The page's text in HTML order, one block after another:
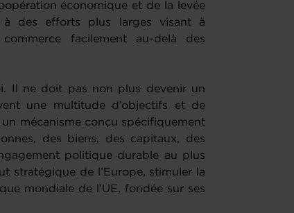
économique et de la levée
à des efforts plus larges visant à
facilement au-delà des
Il ne doit pas non plus devenir un
une multitude d’objectifs et de
mécanisme conçu spécifiquement
des biens, des capitaux, des
politique durable au plus
stratégique de l’Europe, stimuler la
mondiale de l’UE, fondée sur ses